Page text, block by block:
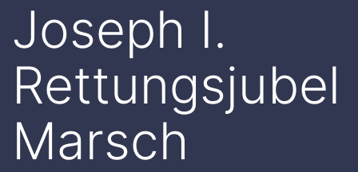
Joseph I.
Rettungsjubel
Marsch